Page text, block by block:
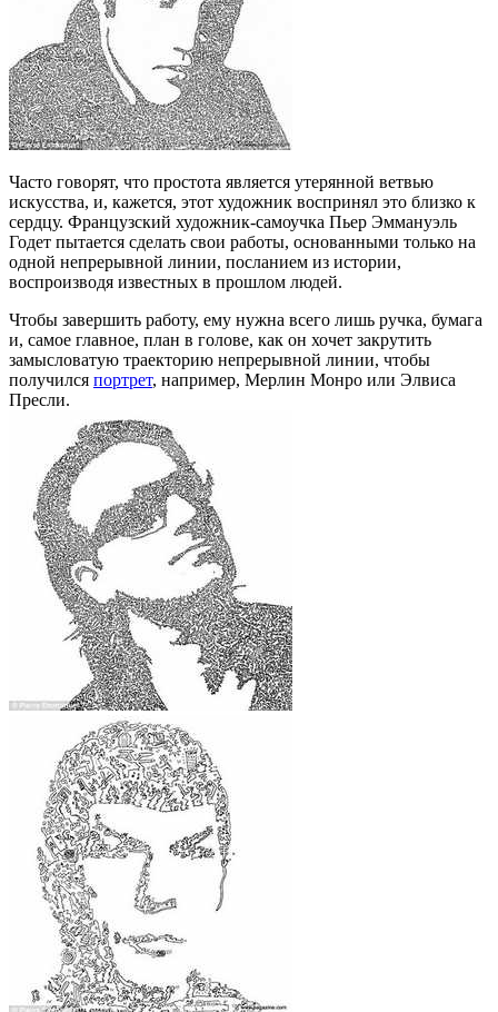
Часто говорят, что простота является утерянной ветвью
искусства, и, кажется, этот художник воспринял это близко к
сердцу. Французский художник-самоучка Пьер Эммануэль
Годет пытается сделать свои работы, основанными только на
одной непрерывной линии, посланием из истории,
воспроизводя известных в прошлом людей.
Чтобы завершить работу, ему нужна всего лишь ручка, бумага
и, самое главное, план в голове, как он хочет закрутить
замысловатую траекторию непрерывной линии, чтобы
получился портрет, например, Мерлин Монро или Элвиса
Пресли.